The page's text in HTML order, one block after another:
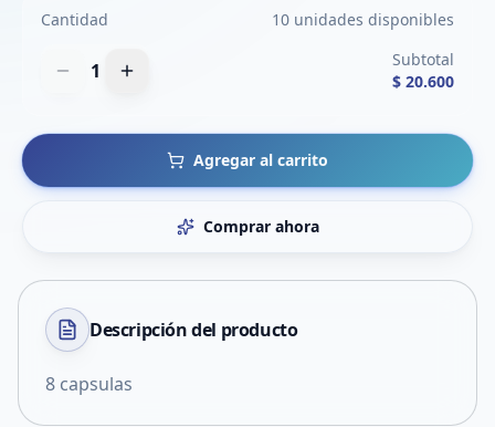
Cantidad 10 unidades disponibles
1
Subtotal
$ 20.600
Agregar al carrito
Comprar ahora
Descripción del producto
8 capsulas